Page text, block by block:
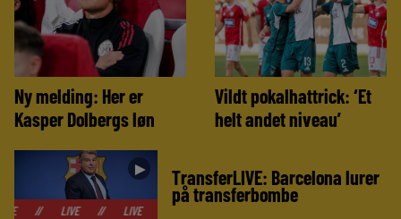
Ny melding: Her er
Kasper Dolbergs løn
Vildt pokalhattrick: ‘Et
helt andet niveau’
►
LIVE // LIVE // LIVE //
TransferLIVE: Barcelona lurer
på transferbombe